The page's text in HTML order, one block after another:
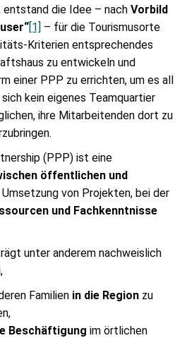
die Idee – nachVorbild
[1] – für die Tourismusorte
Kriterien entsprechendes
zu entwickeln und
einer PPP zu errichten, um es all
kein eigenes Teamquartier
ihre Mitarbeitenden dort zu
(PPP) ist eine
öffentlichen und
von Projekten, bei der
und Fachkenntnisse
unter anderem nachweislich
Familienin die Regionzu
Beschäftigung im örtlichen